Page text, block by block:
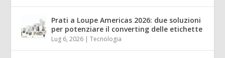
Prati a Loupe Americas 2026: due soluzioni
per potenziare il converting delle etichette
Lug 6, 2026 |Tecnologia